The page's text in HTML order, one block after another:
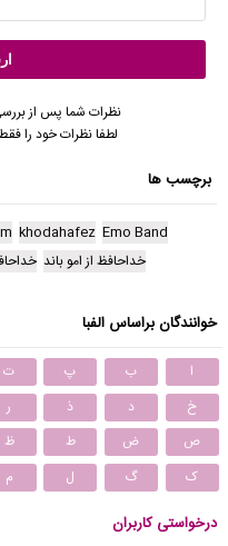
نظرات شما پس از
لطفا نظرات خود را
برچسب ها
Emo Band
khodahafez
خداحافظ از امو باند
خوانندگان براساس الفبا
ا ب پ ت
خ
د ذ ر
ص
ض ط ظ
ک
گ ل م
درخواستی کاربران